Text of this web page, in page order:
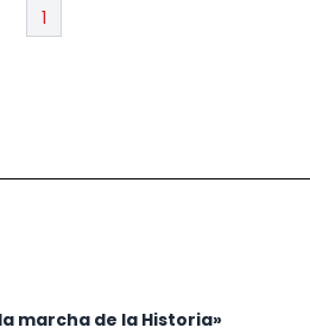
1
marcha de la Historia»